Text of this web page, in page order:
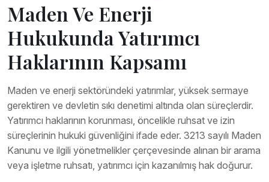
Maden Ve Enerji
Hukukunda Yatırımcı
Haklarının Kapsamı
Maden ve enerji sektöründeki yatırımlar, yüksek sermaye
gerektiren ve devletin sıkı denetimi altında olan süreçlerdir.
Yatırımcı haklarının korunması, öncelikle ruhsat ve izin
süreçlerinin hukuki güvenliğini ifade eder. 3213 sayılı Maden
Kanunu ve ilgili yönetmelikler çerçevesinde alınan bir arama
veya işletme ruhsatı, yatırımcı için kazanılmış hak doğurur.